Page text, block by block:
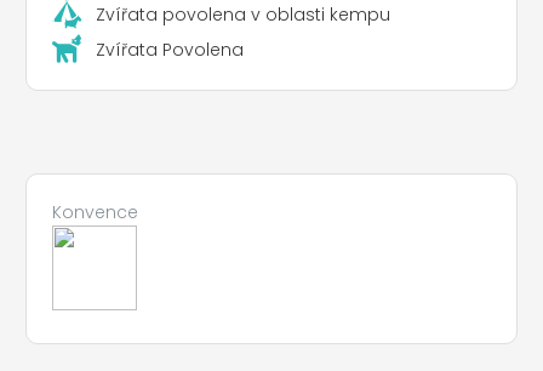
Zvířata povolena v oblasti kempu
Zvířata Povolena
Konvence